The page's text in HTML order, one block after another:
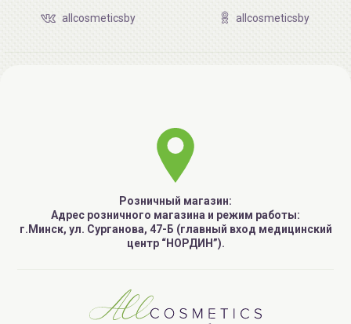
allcosmeticsby allcosmeticsby
Розничный магазин:
Адрес розничного магазина и режим работы:
г.Минск, ул. Сурганова, 47-Б (главный вход медицинский
центр “НОРДИН”).